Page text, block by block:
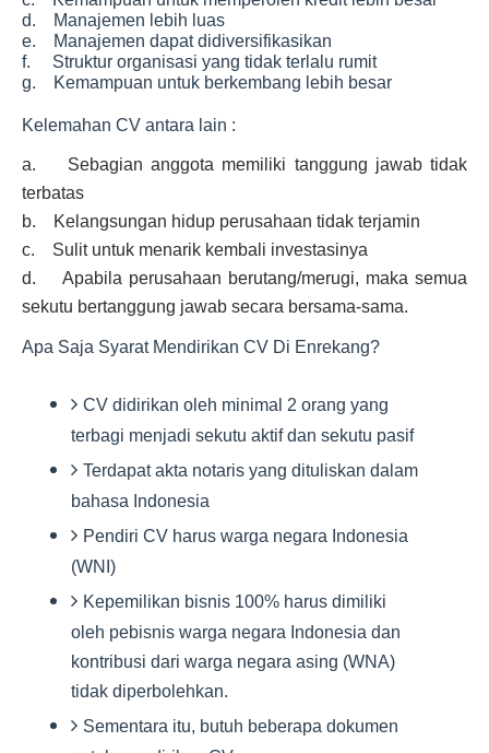
d. Manajemen lebih luas
e. Manajemen dapat didiversifikasikan
f. Struktur organisasi yang tidak terlalu rumit
g. Kemampuan untuk berkembang lebih besar
Kelemahan CV antara lain :
a. Sebagian anggota memiliki tanggung jawab tidak
terbatas
b. Kelangsungan hidup perusahaan tidak terjamin
c. Sulit untuk menarik kembali investasinya
d. Apabila perusahaan berutang/merugi, maka semua
sekutu bertanggung jawab secara bersama-sama.
Apa Saja Syarat Mendirikan CV Di Enrekang?
CV didirikan oleh minimal 2 orang yang
terbagi menjadi sekutu aktif dan sekutu pasif
Terdapat akta notaris yang dituliskan dalam
bahasa Indonesia
Pendiri CV harus warga negara Indonesia
(WNI)
Kepemilikan bisnis 100% harus dimiliki
oleh pebisnis warga negara Indonesia dan
kontribusi dari warga negara asing (WNA)
tidak diperbolehkan.
Sementara itu, butuh beberapa dokumen